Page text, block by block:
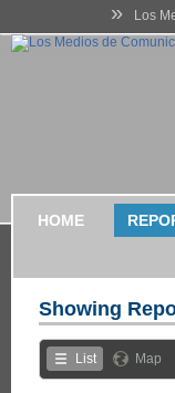
» Los
HOME
Showing
List Map